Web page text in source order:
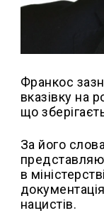
Франкос
вказівку на
що
За його
в
нацистів.